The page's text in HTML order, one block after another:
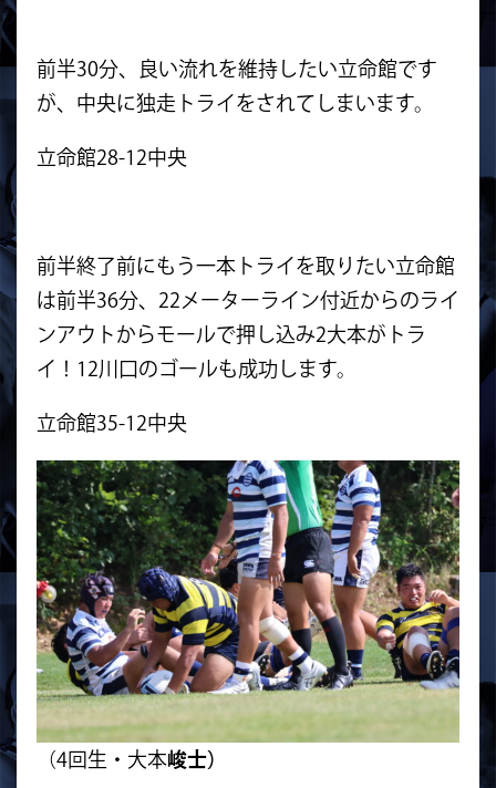
前半30分、良い流れを維持したい立命館です
が、中央に独走トライをされてしまいます。
立命館28-12中央
前半終了前にもう一本トライを取りたい立命館
は前半36分、22メーターライン付近からのライ
ンアウトからモールで押し込み2大本がトラ
イ！12川口のゴールも成功します。
立命館35-12中央
（4回生・大本峻士）